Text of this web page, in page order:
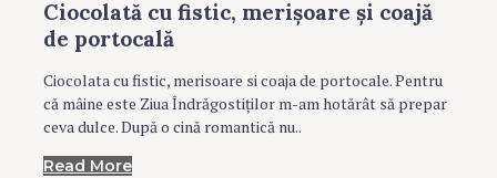
Ciocolată cu fistic, merişoare şi coajă
de portocală
Ciocolata cu fistic, merisoare si coaja de portocale. Pentru
că mâine este Ziua Îndrăgostiţilor m-am hotărât să prepar
ceva dulce. După o cină romantică nu..
Read More